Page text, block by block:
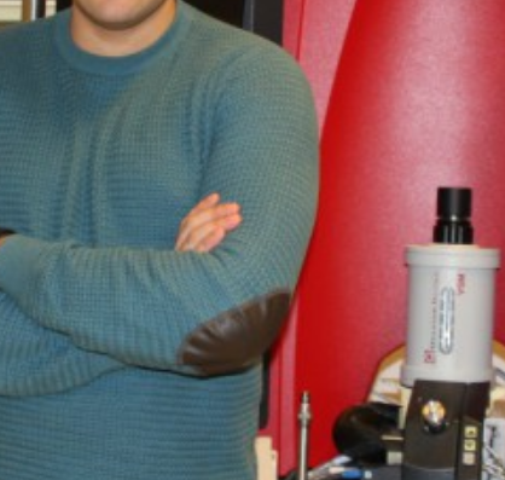
Carlos Amorim
Investigador Auxiliar
Carlos
Investigador